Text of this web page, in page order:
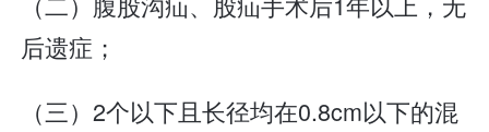
后遗症；
（三）2个以下且长径均在0.8cm以下的混